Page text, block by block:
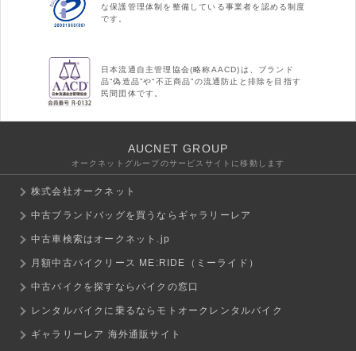
な保護管理体制を整備している事業者を認める制度
です。
日本流通自主管理協会(略称AACD)は、ブランド
品“偽造品”や“不正商品”の流通防止と排除を目指す
民間団体です。
AUCNET GROUP
オークネットグループのサービスサイトに移動します
株式会社オークネット
中古ブランドバッグを買うならギャラリーレア
中古車検索はオークネット.jp
月額中古バイクリース ME:RIDE（ミーライド）
中古バイクを探すならバイクの窓口
レンタルバイクに乗るならモトオークレンタルバイク
ギャラリーレア 海外通販サイト